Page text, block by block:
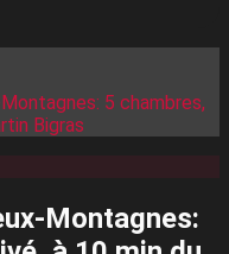
5 chambres,
Bigras
Montagnes: